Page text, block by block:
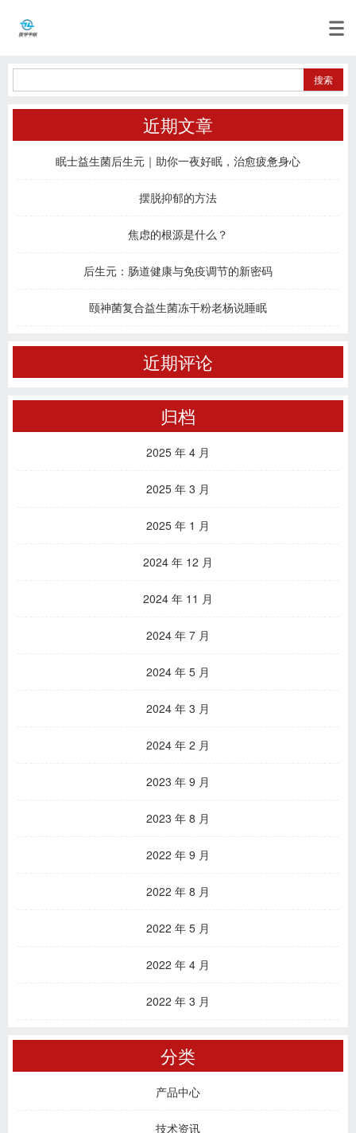
近期文章
眠士益生菌后生元｜助你一夜好眠，治愈疲惫身心
摆脱抑郁的方法
焦虑的根源是什么？
后生元：肠道健康与免疫调节的新密码
颐神菌复合益生菌冻干粉老杨说睡眠
近期评论
归档
2025 年 4 月
2025 年 3 月
2025 年 1 月
2024 年 12 月
2024 年 11 月
2024 年 7 月
2024 年 5 月
2024 年 3 月
2024 年 2 月
2023 年 9 月
2023 年 8 月
2022 年 9 月
2022 年 8 月
2022 年 5 月
2022 年 4 月
2022 年 3 月
分类
产品中心
技术资讯